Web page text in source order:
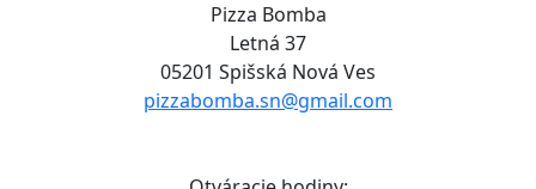
Pizza Bomba
Letná 37
05201 Spišská Nová Ves
pizzabomba.sn@gmail.com